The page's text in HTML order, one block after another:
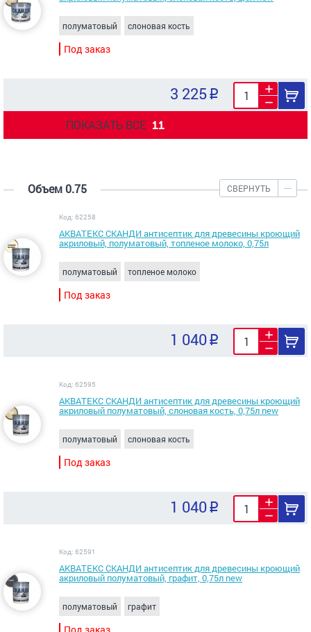
полуматовый слоновая кость
Под заказ
3 225
ПОКАЗАТЬ ВСЕ 11
Объем 0.75 СВЕРНУТЬ
Код: 62258
АКВАТЕКС СКАНДИ антисептик для древесины кроющий
акриловый, полуматовый, топленое молоко, 0,75л
полуматовый топленое молоко
Под заказ
1 040
Код: 62595
АКВАТЕКС СКАНДИ антисептик для древесины кроющий
акриловый полуматовый, слоновая кость, 0,75л new
полуматовый слоновая кость
Под заказ
1 040
Код: 62591
АКВАТЕКС СКАНДИ антисептик для древесины кроющий
акриловый полуматовый, графит, 0,75л new
полуматовый графит